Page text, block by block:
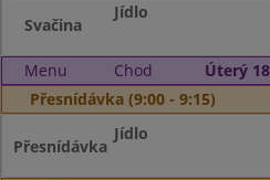
Svačina
Jídlo
Menu Chod
Úterý
Přesnídávka (9:00 - 9:15)
Přesnídávka
Jídlo